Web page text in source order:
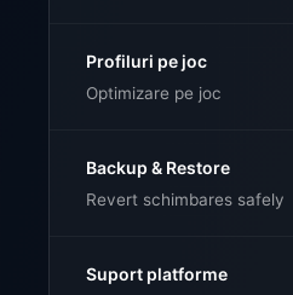
Profiluri pe joc
Optimizare pe joc
Backup & Restore
Revert schimbares safely
Suport platforme